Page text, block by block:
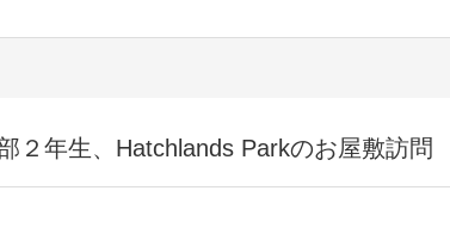
２年生、Hatchlands Parkのお屋敷訪問